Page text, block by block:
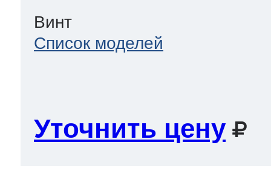
Винт
Список моделей
Уточнить цену